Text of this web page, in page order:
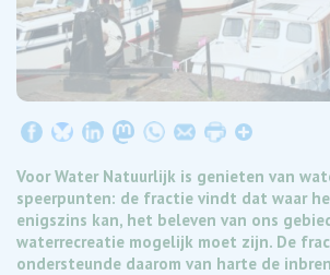
Voor Water Natuurlijk is genieten van
speerpunten: de fractie vindt dat waar
enigszins kan, het beleven van ons
waterrecreatie mogelijk moet zijn. De
ondersteunde daarom van harte de